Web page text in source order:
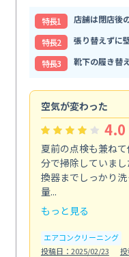
特⻑1
店舗は閉店後
特⻑2
張り替えずに
特⻑3
靴下の履き替
空気が変わった
4.0
夏前の点検も兼ね
分で掃除していま
換器までしっかり
量...
もっと見る
エアコンクリーニング
投稿日：2025/02/23